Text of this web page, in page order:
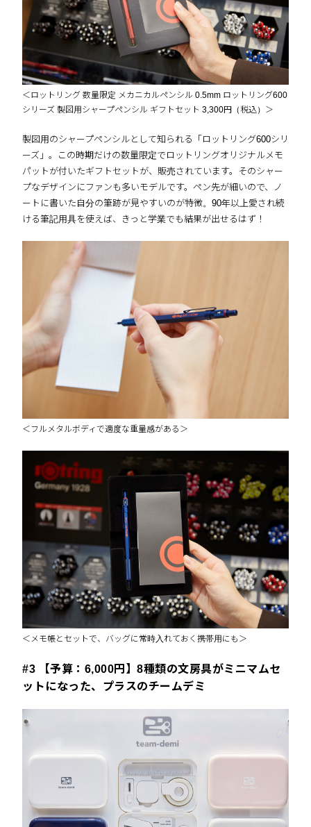
＜ロットリング 数量限定 メカニカルペンシル 0.5mm ロットリング600
シリーズ 製図用シャープペンシル ギフトセット 3,300円（税込）＞
製図用のシャープペンシルとして知られる「ロットリング600シリ
ーズ」。この時期だけの数量限定でロットリングオリジナルメモ
パットが付いたギフトセットが、販売されています。そのシャー
プなデザインにファンも多いモデルです。ペン先が細いので、ノ
ートに書いた自分の筆跡が見やすいのが特徴。90年以上愛され続
ける筆記用具を使えば、きっと学業でも結果が出せるはず！
＜フルメタルボディで適度な重量感がある＞
＜メモ帳とセットで、バッグに常時入れておく携帯用にも＞
#3 【予算：6,000円】8種類の文房具がミニマムセ
ットになった、プラスのチームデミ